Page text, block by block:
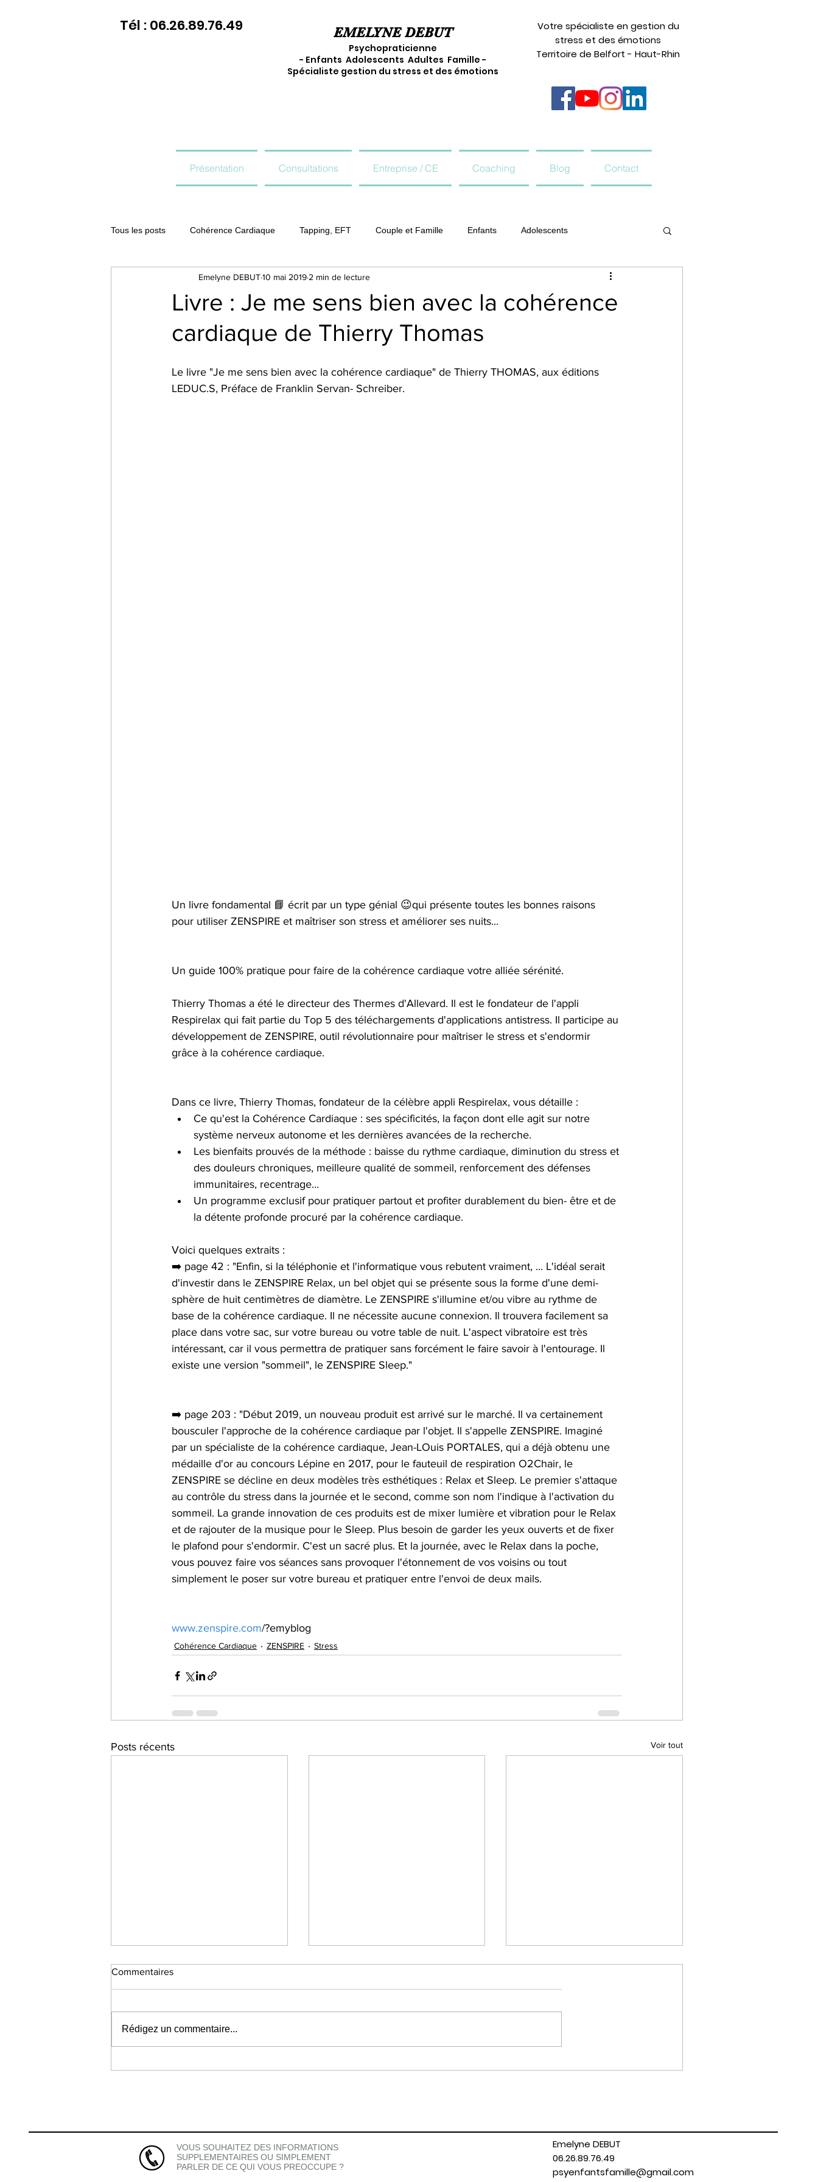
Tél : 06.26.89.76.49 EMELYNE DEBUT
Psychopraticienne
- Enfants Adolescents Adultes Famille -
Spécialiste gestion du stress et des émotions
Votre spécialiste en gestion du
stress et des émotions
Territoire de Belfort - Haut-Rhin
Présentation Consultations Entreprise / CE Coaching Blog Contact
Tous les posts Cohérence Cardiaque Tapping, EFT Couple et Famille Enfants Adolescents
Addictions : tabac, alcool, sexe... Troubles du sommeil
Emotions Harcèlement Violences Psychologie Stress
Applications Assistants Livres ZENSPIRE Alimentation COVID-19
Livre : Je me sens bien avec la cohérence
cardiaque de Thierry Thomas
Emelyne DEBUT10 mai 2019 2 min de lecture
Le livre "Je me sens bien avec la cohérence cardiaque" de Thierry THOMAS, aux éditions
LEDUC.S, Préface de Franklin Servan- Schreiber.
Un livre fondamental 📘 écrit par un type génial 😉qui présente toutes les bonnes raisons
pour utiliser ZENSPIRE et maîtriser son stress et améliorer ses nuits...
Un guide 100% pratique pour faire de la cohérence cardiaque votre alliée sérénité.
Thierry Thomas a été le directeur des Thermes d'Allevard. Il est le fondateur de l'appli
Respirelax qui fait partie du Top 5 des téléchargements d'applications antistress. Il participe au
développement de ZENSPIRE, outil révolutionnaire pour maîtriser le stress et s'endormir
grâce à la cohérence cardiaque.
Dans ce livre, Thierry Thomas, fondateur de la célèbre appli Respirelax, vous détaille :
Ce qu'est la Cohérence Cardiaque : ses spécificités, la façon dont elle agit sur notre
système nerveux autonome et les dernières avancées de la recherche.
Les bienfaits prouvés de la méthode : baisse du rythme cardiaque, diminution du stress et
des douleurs chroniques, meilleure qualité de sommeil, renforcement des défenses
immunitaires, recentrage...
Un programme exclusif pour pratiquer partout et profiter durablement du bien- être et de
la détente profonde procuré par la cohérence cardiaque.
Voici quelques extraits :
➡️ page 42 : "Enfin, si la téléphonie et l'informatique vous rebutent vraiment, ... L'idéal serait
d'investir dans le ZENSPIRE Relax, un bel objet qui se présente sous la forme d'une demi-
sphère de huit centimètres de diamètre. Le ZENSPIRE s'illumine et/ou vibre au rythme de
base de la cohérence cardiaque. Il ne nécessite aucune connexion. Il trouvera facilement sa
place dans votre sac, sur votre bureau ou votre table de nuit. L'aspect vibratoire est très
intéressant, car il vous permettra de pratiquer sans forcément le faire savoir à l'entourage. Il
existe une version "sommeil", le ZENSPIRE Sleep."
➡️ page 203 : "Début 2019, un nouveau produit est arrivé sur le marché. Il va certainement
bousculer l'approche de la cohérence cardiaque par l'objet. Il s'appelle ZENSPIRE. Imaginé
par un spécialiste de la cohérence cardiaque, Jean-LOuis PORTALES, qui a déjà obtenu une
médaille d'or au concours Lépine en 2017, pour le fauteuil de respiration O2Chair, le
ZENSPIRE se décline en deux modèles très esthétiques : Relax et Sleep. Le premier s'attaque
au contrôle du stress dans la journée et le second, comme son nom l'indique à l'activation du
sommeil. La grande innovation de ces produits est de mixer lumière et vibration pour le Relax
et de rajouter de la musique pour le Sleep. Plus besoin de garder les yeux ouverts et de fixer
le plafond pour s'endormir. C'est un sacré plus. Et la journée, avec le Relax dans la poche,
vous pouvez faire vos séances sans provoquer l'étonnement de vos voisins ou tout
simplement le poser sur votre bureau et pratiquer entre l'envoi de deux mails.
www.zenspire.com/?emyblog
Cohérence Cardiaque ZENSPIRE Stress
Posts récents Voir tout
Commentaires
Rédigez un commentaire...
VOUS SOUHAITEZ DES INFORMATIONS
SUPPLEMENTAIRES OU SIMPLEMENT
PARLER DE CE QUI VOUS PREOCCUPE ?
Emelyne DEBUT
06.26.89.76.49
psyenfantsfamille@gmail.com